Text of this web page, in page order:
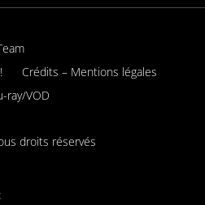
Crédits – Mentions légales
ray/VOD
droits réservés